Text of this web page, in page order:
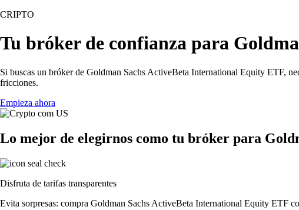
CRIPTO
Tu bróker de confianza para
Si buscas un bróker de Goldman Sachs ActiveBeta International Equity ETF,
fricciones.
Empieza ahora
Lo mejor de elegirnos como tu bróker para
Disfruta de tarifas transparentes
Evita sorpresas: compra Goldman Sachs ActiveBeta International Equity ETF